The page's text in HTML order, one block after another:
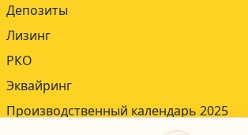
Депозиты
Лизинг
РКО
Эквайринг
Производственный календарь 2025